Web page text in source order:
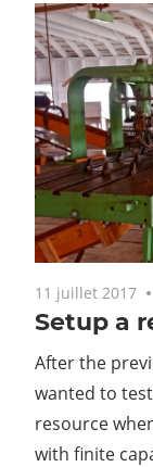
11 juillet 2017
Setup a
After the
wanted to
resource
with finite